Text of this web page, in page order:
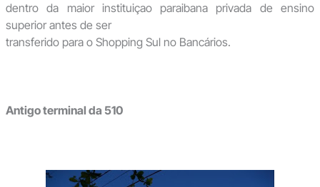
dentro da maior instituiçao paraibana privada de ensino
superior antes de ser
transferido para o Shopping Sul no Bancários.
Antigo terminal da 510